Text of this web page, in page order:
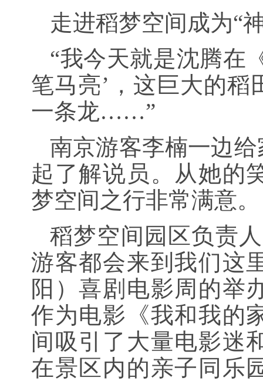
走进稻梦空间成为“
“我今天就是沈腾在
笔马亮’，这巨大的
一条龙……”
南京游客李楠一边
起了解说员。从她的
梦空间之行非常满意。
稻梦空间园区负责
游客都会来到我们这
阳）喜剧电影周的举
作为电影《我和我的
间吸引了大量电影迷
在景区内的亲子同乐